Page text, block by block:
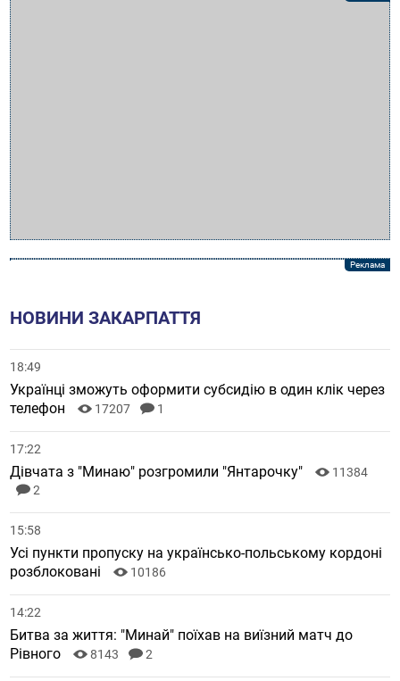
НОВИНИ ЗАКАРПАТТЯ
18:49
Українці зможуть оформити субсидію в один клік через
телефон
17207 1
17:22
Дівчата з "Минаю" розгромили "Янтарочку"
11384
2
15:58
Усі пункти пропуску на українсько-польському кордоні
розблоковані
10186
14:22
Битва за життя: "Минай" поїхав на виїзний матч до
Рівного
8143 2